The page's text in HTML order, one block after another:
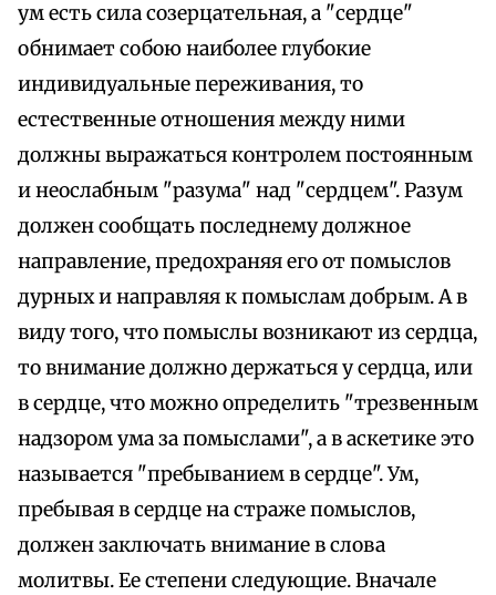
ум есть сила созерцательная, а "сердце"
обнимает собою наиболее глубокие
индивидуальные переживания, то
естественные отношения между ними
должны выражаться контролем постоянным
и неослабным "разума" над "сердцем". Разум
должен сообщать последнему должное
направление, предохраняя его от помыслов
дурных и направляя к помыслам добрым. А в
виду того, что помыслы возникают из сердца,
то внимание должно держаться у сердца, или
в сердце, что можно определить "трезвенным
надзором ума за помыслами", а в аскетике это
называется "пребыванием в сердце". Ум,
пребывая в сердце на страже помыслов,
должен заключать внимание в слова
молитвы. Ее степени следующие. Вначале